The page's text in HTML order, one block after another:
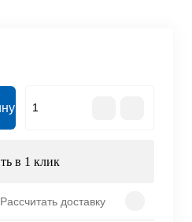
в 1 клик
Рассчитать доставку